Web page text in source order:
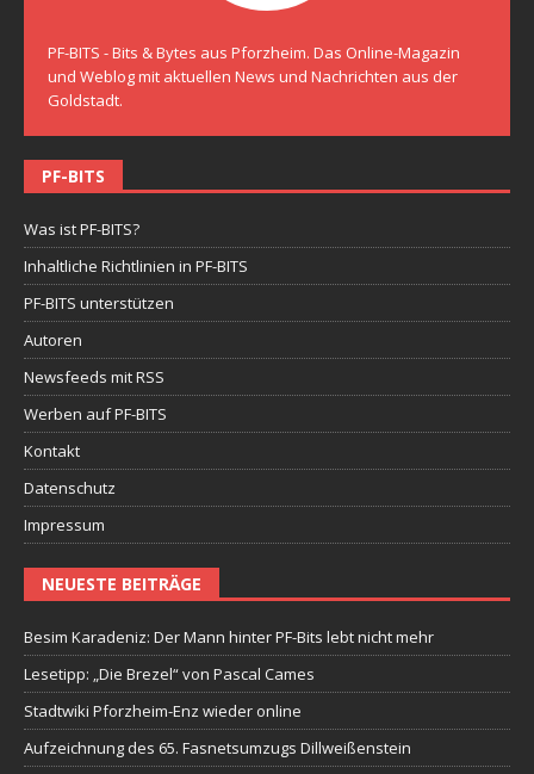
PF-BITS - Bits & Bytes aus Pforzheim. Das Online-Magazin
und Weblog mit aktuellen News und Nachrichten aus der
Goldstadt.
PF-BITS
Was ist PF-BITS?
Inhaltliche Richtlinien in PF-BITS
PF-BITS unterstützen
Autoren
Newsfeeds mit RSS
Werben auf PF-BITS
Kontakt
Datenschutz
Impressum
NEUESTE BEITRÄGE
Besim Karadeniz: Der Mann hinter PF-Bits lebt nicht mehr
Lesetipp: „Die Brezel“ von Pascal Cames
Stadtwiki Pforzheim-Enz wieder online
Aufzeichnung des 65. Fasnetsumzugs Dillweißenstein